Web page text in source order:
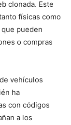
clonada. Este
físicas como
pueden
o compras
vehículos
ha
con códigos
a los